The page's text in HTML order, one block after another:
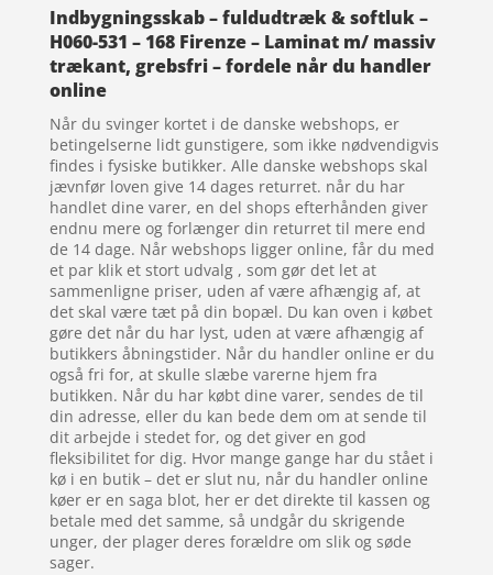
Indbygningsskab – fuldudtræk & softluk –
H060-531 – 168 Firenze – Laminat m/ massiv
trækant, grebsfri – fordele når du handler
online
Når du svinger kortet i de danske webshops, er
betingelserne lidt gunstigere, som ikke nødvendigvis
findes i fysiske butikker. Alle danske webshops skal
jævnfør loven give 14 dages returret. når du har
handlet dine varer, en del shops efterhånden giver
endnu mere og forlænger din returret til mere end
de 14 dage. Når webshops ligger online, får du med
et par klik et stort udvalg , som gør det let at
sammenligne priser, uden af være afhængig af, at
det skal være tæt på din bopæl. Du kan oven i købet
gøre det når du har lyst, uden at være afhængig af
butikkers åbningstider. Når du handler online er du
også fri for, at skulle slæbe varerne hjem fra
butikken. Når du har købt dine varer, sendes de til
din adresse, eller du kan bede dem om at sende til
dit arbejde i stedet for, og det giver en god
fleksibilitet for dig. Hvor mange gange har du stået i
kø i en butik – det er slut nu, når du handler online
køer er en saga blot, her er det direkte til kassen og
betale med det samme, så undgår du skrigende
unger, der plager deres forældre om slik og søde
sager.